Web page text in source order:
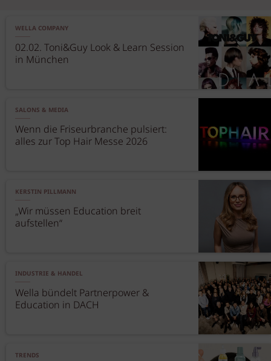
WELLA COMPANY
02.02. Toni&Guy Look & Learn Session
in München
SALONS & MEDIA
Wenn die Friseurbranche pulsiert:
alles zur Top Hair Messe 2026
KERSTIN PILLMANN
„Wir müssen Education breit
aufstellen“
INDUSTRIE & HANDEL
Wella bündelt Partnerpower &
Education in DACH
TRENDS